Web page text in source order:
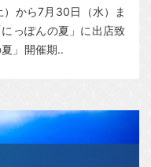
から7月30日（水）ま
っぽんの夏」に出店致
」開催期‥